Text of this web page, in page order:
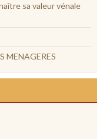
sa valeur vénale
MENAGERES